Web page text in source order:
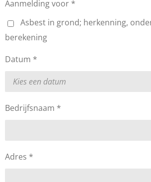
Aanmelding voor *
Asbest in grond; herkenning,
berekening
Datum *
Bedrijfsnaam *
Adres *